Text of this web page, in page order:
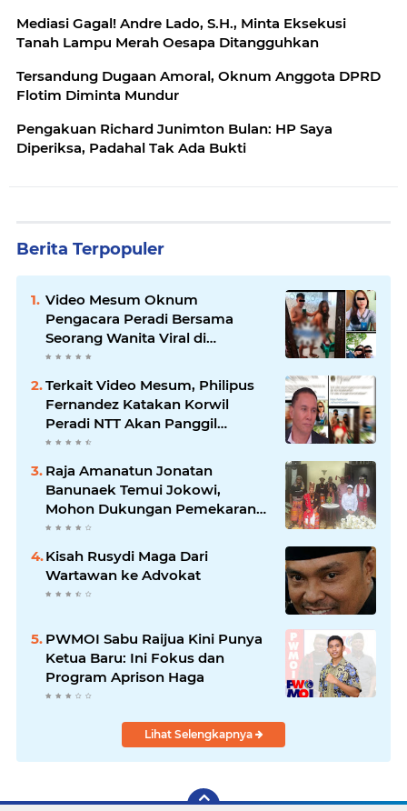
Mediasi Gagal! Andre Lado, S.H., Minta Eksekusi
Tanah Lampu Merah Oesapa Ditangguhkan
Tersandung Dugaan Amoral, Oknum Anggota DPRD
Flotim Diminta Mundur
Pengakuan Richard Junimton Bulan: HP Saya
Diperiksa, Padahal Tak Ada Bukti
Berita Terpopuler
Video Mesum Oknum
Pengacara Peradi Bersama
Seorang Wanita Viral di
Facebook
Terkait Video Mesum, Philipus
Fernandez Katakan Korwil
Peradi NTT Akan Panggil
Oknum Advokat
Raja Amanatun Jonatan
Banunaek Temui Jokowi,
Mohon Dukungan Pemekaran
Daerah Amanatun
Kisah Rusydi Maga Dari
Wartawan ke Advokat
PWMOI Sabu Raijua Kini Punya
Ketua Baru: Ini Fokus dan
Program Aprison Haga
Lihat Selengkapnya